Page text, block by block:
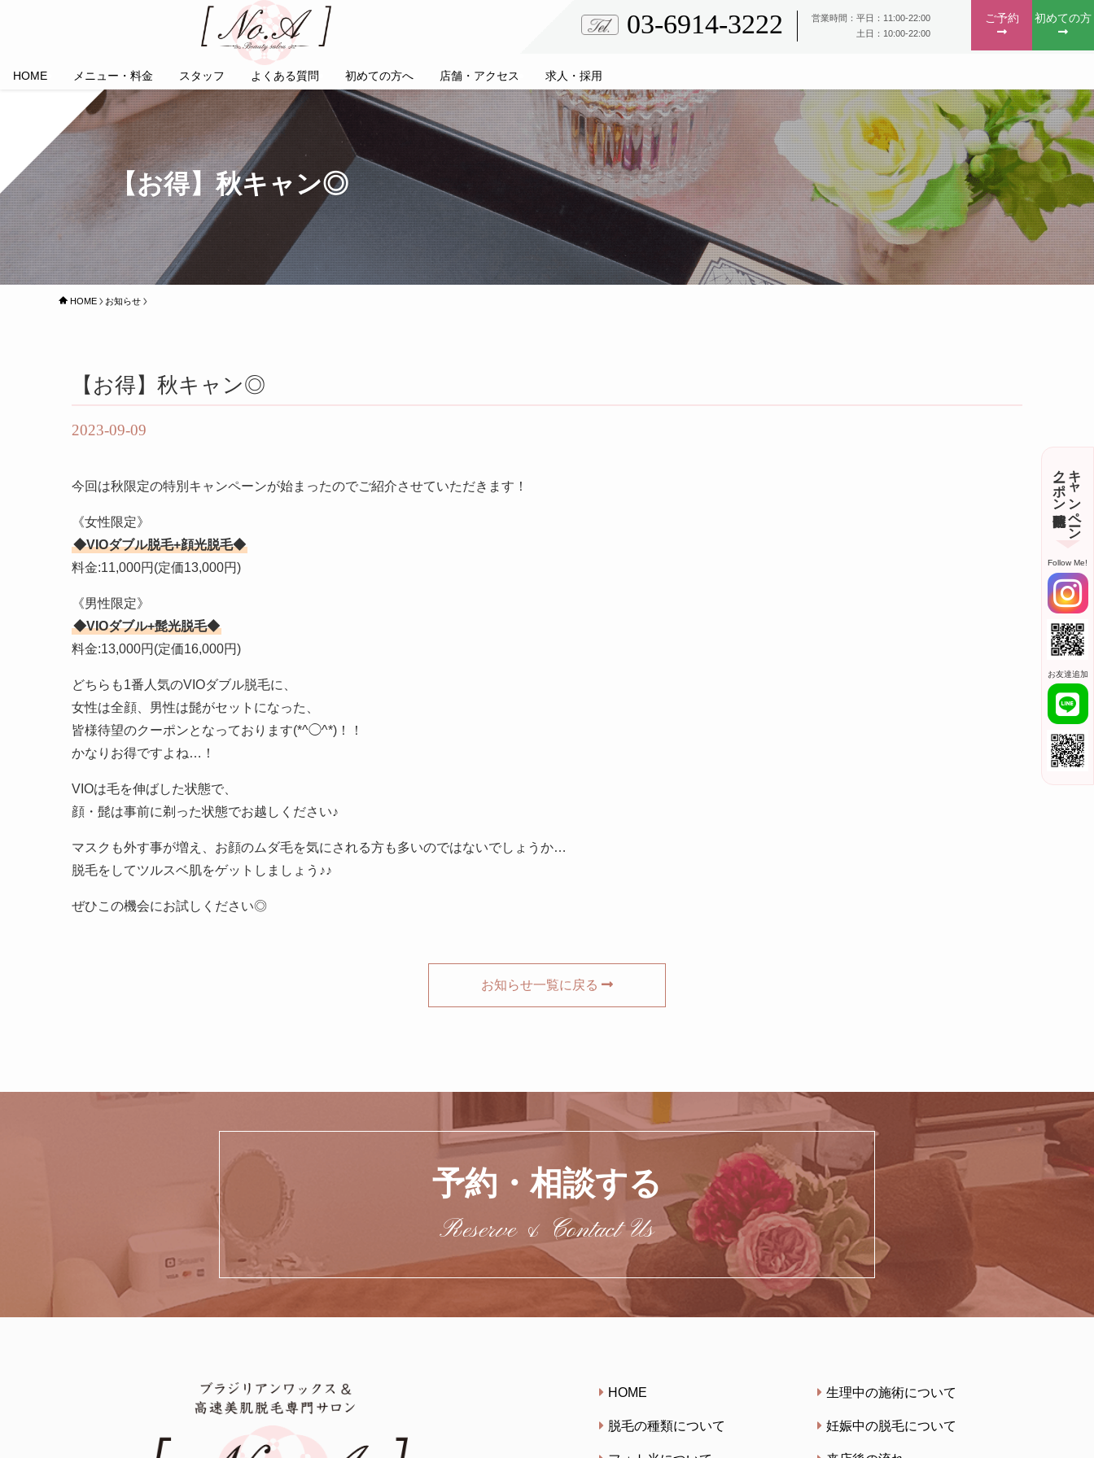
03-6914-3222
営業時間：平日：11:00-22:00
土日：10:00-22:00
ご予約 初めての方
HOME メニュー・料金 スタッフ よくある質問 初めての方へ 店舗・アクセス 求人・採用
【お得】秋キャン◎
HOME お知らせ
【お得】秋キャン◎
2023-09-09
今回は秋限定の特別キャンペーンが始まったのでご紹介させていただきます！
《女性限定》
◆VIOダブル脱毛+顔光脱毛◆
料金:11,000円(定価13,000円)
《男性限定》
◆VIOダブル+髭光脱毛◆
料金:13,000円(定価16,000円)
どちらも1番人気のVIOダブル脱毛に、
女性は全顔、男性は髭がセットになった、
皆様待望のクーポンとなっております(*^◯^*)！！
かなりお得ですよね…！
VIOは毛を伸ばした状態で、
顔・髭は事前に剃った状態でお越しください♪
マスクも外す事が増え、お顔のムダ毛を気にされる方も多いのではないでしょうか…
脱毛をしてツルスベ肌をゲットしましょう♪♪
ぜひこの機会にお試しください◎
お知らせ一覧に戻る
予約・相談する
Reserve & Contact Us
HOME 生理中の施術について
脱毛の種類について 妊娠中の脱毛について
キャンペーン
クーポン随時配信
Follow Me!
お友達追加